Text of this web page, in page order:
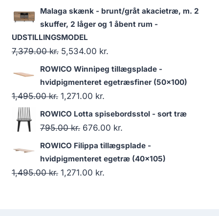
Malaga skænk - brunt/gråt akacietræ, m. 2
skuffer, 2 låger og 1 åbent rum -
UDSTILLINGSMODEL
7,379.00kr. 5,534.00 kr.
ROWICO Winnipeg tillægsplade -
hvidpigmenteret egetræsfiner (50x100)
1,495.00kr. 1,271.00 kr.
ROWICO Lotta spisebordsstol - sort træ
795.00kr. 676.00 kr.
ROWICO Filippa tillægsplade -
hvidpigmenteret egetræ (40x105)
1,495.00kr. 1,271.00 kr.